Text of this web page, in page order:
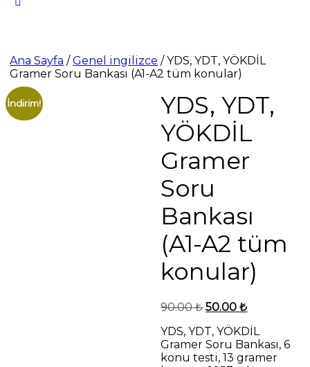
Ana Sayfa /Genel ingilizce / YDS, YDT, YÖKDİL
Gramer Soru Bankası (A1-A2 tüm konular)
İndirim!
YDS, YDT,
YÖKDİL
Gramer
Soru
Bankası
(A1-A2 tüm
konular)
90.00₺Orijinal
90.00 ₺.
50.00₺Şu
fiyat:
50.00 ₺.
YDS, YDT, YÖKDİL
Gramer Soru Bankası, 6
konu testi, 13 gramer